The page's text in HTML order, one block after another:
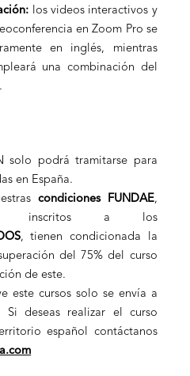
los videos interactivos y
en Zoom Pro se
en inglés, mientras
una combinación del
solo podrá tramitarse para
en España.
condiciones FUNDAE,
inscritos a los
, tienen condicionada la
del 75% del curso
de este.
este cursos solo se envía a
Si deseas realizar el curso
español contáctanos